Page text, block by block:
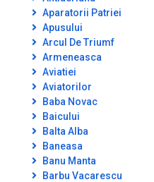
Aparatorii Patriei
Apusului
Arcul De Triumf
Armeneasca
Aviatiei
Aviatorilor
Baba Novac
Baicului
Balta Alba
Baneasa
Banu Manta
Barbu Vacarescu